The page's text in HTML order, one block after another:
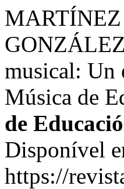
musical: Un
Música de
de
Disponível
https://